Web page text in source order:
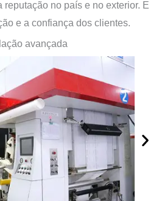
reputação no país e no exterior. E
e a confiança dos clientes.
avançada